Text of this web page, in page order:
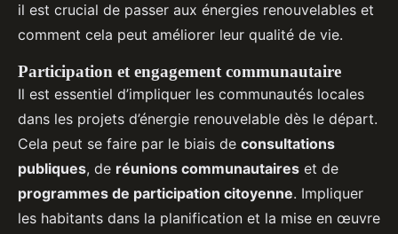
il est crucial de passer aux énergies renouvelables et
comment cela peut améliorer leur qualité de vie.
Participation et engagement communautaire
Il est essentiel d’impliquer les communautés locales
dans les projets d’énergie renouvelable dès le départ.
Cela peut se faire par le biais de consultations
publiques, de réunions communautaires et de
programmes de participation citoyenne. Impliquer
les habitants dans la planification et la mise en œuvre